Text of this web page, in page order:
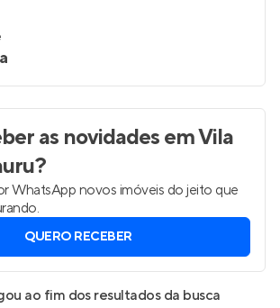
as novidadesem Vila
?
WhatsApp novos imóveis do jeito que
QUERO RECEBER
ao fim dos resultados da busca